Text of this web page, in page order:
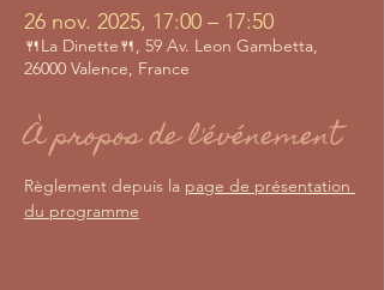
26 nov. 2025, 17:00 – 17:50
🍴La Dinette🍴, 59 Av. Leon Gambetta,
26000 Valence, France
À propos de l'événement
Règlement depuis la page de présentation
du programme